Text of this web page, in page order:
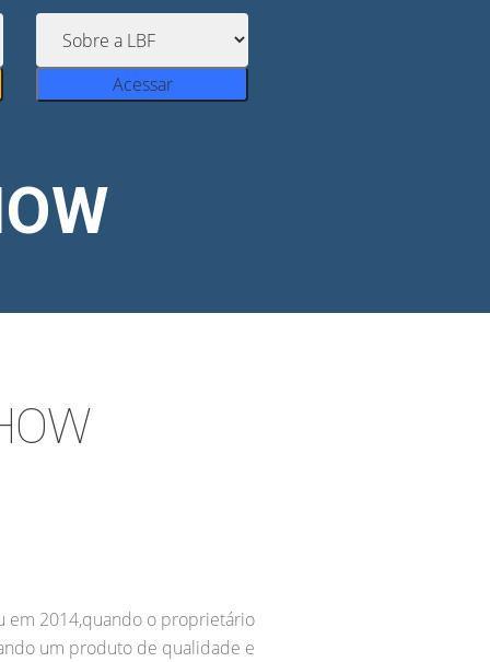
Acessar
em 2014,quando o proprietário
um produto de qualidade e